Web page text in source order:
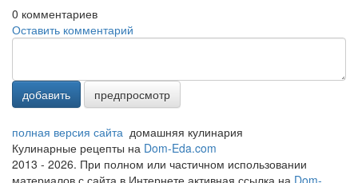
0 комментариев
Оставить комментарий
добавить предпросмотр
полная версия сайта домашняя кулинария
Кулинарные рецепты на Dom-Eda.com
2013 - 2026. При полном или частичном использовании
материалов с сайта в Интернете активная ссылка на Dom-